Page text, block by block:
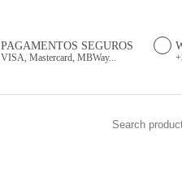
PAGAMENTOS SEGUROS
VISA, Mastercard, MBWay...